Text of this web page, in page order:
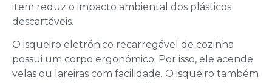
item reduz o impacto ambiental dos plásticos
descartáveis.
O isqueiro eletrónico recarregável de cozinha
possui um corpo ergonómico. Por isso, ele acende
velas ou lareiras com facilidade. O isqueiro também